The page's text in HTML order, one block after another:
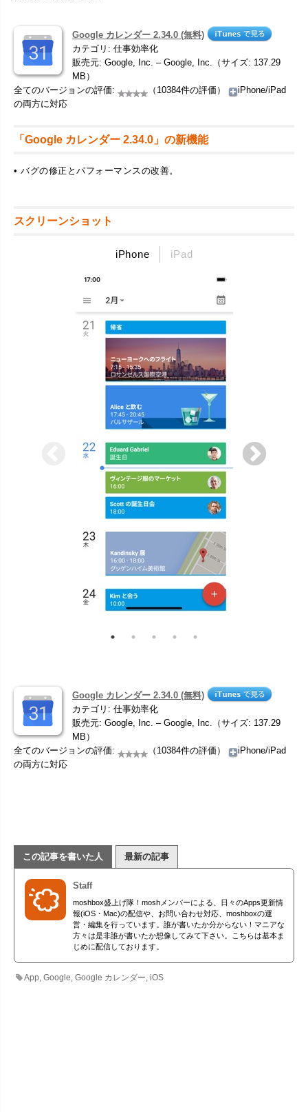
Google カレンダー 2.34.0 (無料)
カテゴリ: 仕事効率化
販売元: Google, Inc. – Google, Inc.（サイズ: 137.29
MB）
全てのバージョンの評価:
（10384件の評価）
iPhone/iPad
の両方に対応
「Google カレンダー 2.34.0」の新機能
• バグの修正とパフォーマンスの改善。
スクリーンショット
iPhone iPad
Google カレンダー 2.34.0 (無料)
カテゴリ: 仕事効率化
販売元: Google, Inc. – Google, Inc.（サイズ: 137.29
MB）
全てのバージョンの評価:
（10384件の評価）
iPhone/iPad
の両方に対応
この記事を書いた人 最新の記事
Staff
moshbox盛上げ隊！moshメンバーによる、日々のApps更新情
報(iOS・Mac)の配信や、お問い合わせ対応、moshboxの運
営・編集を行っています。誰が書いたか分からない！マニアな
方々は是非誰が書いたか想像してみて下さい。こちらは基本ま
じめに配信しております。
App ,Google ,Google カレンダー ,iOS